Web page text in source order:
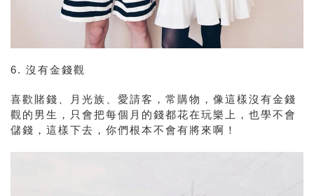
6. 沒有金錢觀
喜歡賭錢、月光族、愛請客，常購物，像這樣沒有金錢
觀的男生，只會把每個月的錢都花在玩樂上，也學不會
儲錢，這樣下去，你們根本不會有將來啊！